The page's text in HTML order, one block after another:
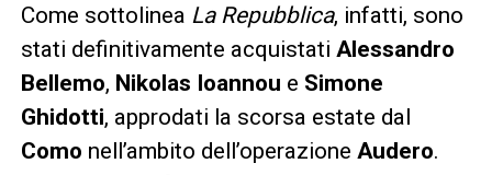
Come sottolinea La Repubblica, infatti, sono
stati definitivamente acquistati Alessandro
Bellemo, Nikolas Ioannou e Simone
Ghidotti, approdati la scorsa estate dal
Como nell’ambito dell’operazione Audero.